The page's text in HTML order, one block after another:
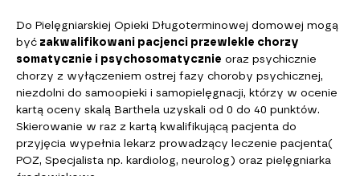
lekarza ubezpieczenia zdrowotnego i
pielęgniarkę ubezpieczenia zdrowotnego
(załącznik nr 1 do Rozporządzenia Ministra
Zdrowia z dnia 30 sierpnia 2009 r.);
dokumenty stwierdzające wysokość dochodu
osoby ubiegającej się o skierowanie do zakładu
albo osoby zobowiązanej do ponoszenia
odpłatności za pobyt w zakładzie, w
szczególności:
Do Pielęgniarskiej Opieki Długoterminowej domowej mogą
być zakwalifikowani pacjenci przewlekle chorzy
somatycznie i psychosomatycznie oraz psychicznie
chorzy z wyłączeniem ostrej fazy choroby psychicznej,
niezdolni do samoopieki i samopielęgnacji, którzy w ocenie
kartą oceny skalą Barthela uzyskali od 0 do 40 punktów.
Skierowanie w raz z kartą kwalifikującą pacjenta do
przyjęcia wypełnia lekarz prowadzący leczenie pacjenta(
POZ, Specjalista np. kardiolog, neurolog) oraz pielęgniarka